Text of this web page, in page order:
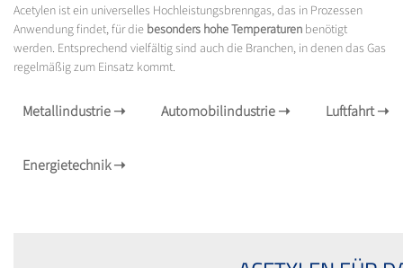
Acetylen ist ein universelles Hochleistungsbrenngas, das in Prozessen
Anwendung findet, für die besonders hohe Temperaturen benötigt
werden. Entsprechend vielfältig sind auch die Branchen, in denen das Gas
regelmäßig zum Einsatz kommt.
Metallindustrie➝ Automobilindustrie➝ Luftfahrt➝
Energietechnik➝